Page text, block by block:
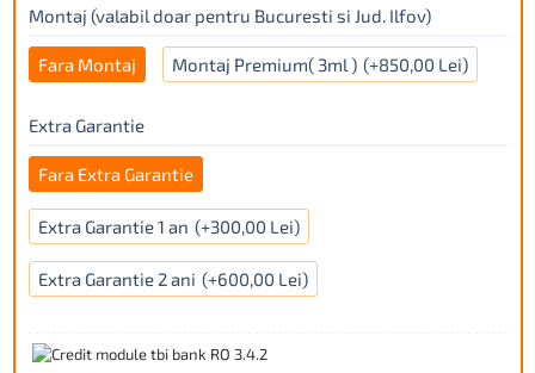
Montaj (valabil doar pentru Bucuresti si Jud. Ilfov)
Fara Montaj Montaj Premium( 3ml ) (+850,00 Lei)
Extra Garantie
Fara Extra Garantie
Extra Garantie 1 an (+300,00 Lei)
Extra Garantie 2 ani (+600,00 Lei)